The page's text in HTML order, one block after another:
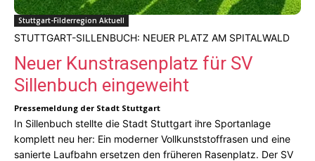
Stuttgart-Filderregion Aktuell
STUTTGART-SILLENBUCH: NEUER PLATZ AM SPITALWALD
Neuer Kunstrasenplatz für SV
Sillenbuch eingeweiht
Pressemeldung der Stadt Stuttgart
In Sillenbuch stellte die Stadt Stuttgart ihre Sportanlage
komplett neu her: Ein moderner Vollkunststoffrasen und eine
sanierte Laufbahn ersetzen den früheren Rasenplatz. Der SV